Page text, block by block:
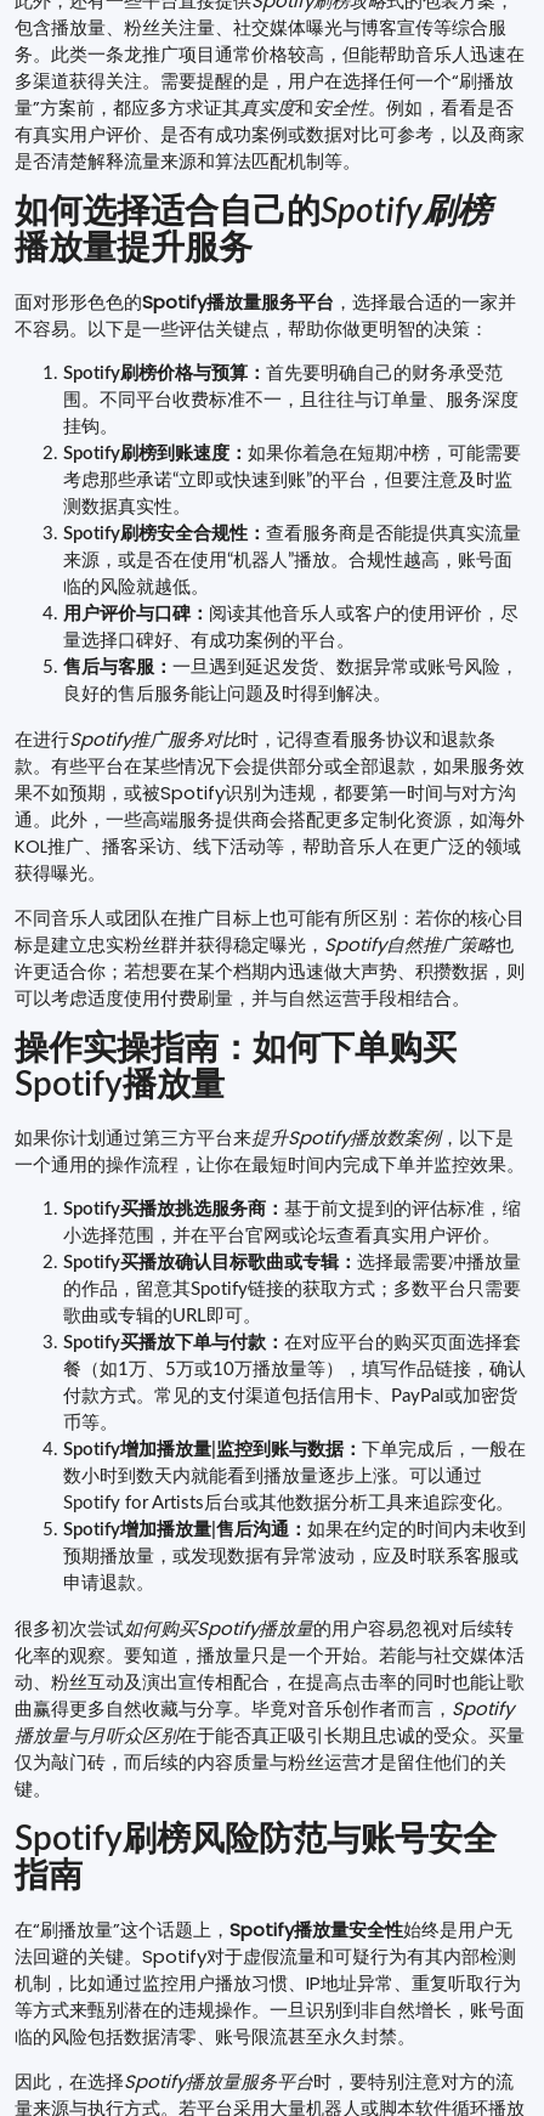
包含播放量、粉丝关注量、社交媒体曝光与博客宣传等综合服
务。此类一条龙推广项目通常价格较高，但能帮助音乐人迅速在
多渠道获得关注。需要提醒的是，用户在选择任何一个“刷播放
量”方案前，都应多方求证其真实度和安全性。例如，看看是否
有真实用户评价、是否有成功案例或数据对比可参考，以及商家
是否清楚解释流量来源和算法匹配机制等。
如何选择适合自己的Spotify刷榜
播放量提升服务
面对形形色色的Spotify播放量服务平台 ，选择最合适的一家并
不容易。以下是一些评估关键点，帮助你做更明智的决策：
Spotify刷榜价格与预算： 首先要明确自己的财务承受范
围。不同平台收费标准不一，且往往与订单量、服务深度
挂钩。
Spotify刷榜到账速度： 如果你着急在短期冲榜，可能需要
考虑那些承诺“立即或快速到账”的平台，但要注意及时监
测数据真实性。
Spotify刷榜安全合规性： 查看服务商是否能提供真实流量
来源，或是否在使用“机器人”播放。合规性越高，账号面
临的风险就越低。
用户评价与口碑： 阅读其他音乐人或客户的使用评价，尽
量选择口碑好、有成功案例的平台。
售后与客服： 一旦遇到延迟发货、数据异常或账号风险，
良好的售后服务能让问题及时得到解决。
在进行Spotify推广服务对比时，记得查看服务协议和退款条
款。有些平台在某些情况下会提供部分或全部退款，如果服务效
果不如预期，或被Spotify识别为违规，都要第一时间与对方沟
通。此外，一些高端服务提供商会搭配更多定制化资源，如海外
KOL推广、播客采访、线下活动等，帮助音乐人在更广泛的领域
获得曝光。
不同音乐人或团队在推广目标上也可能有所区别：若你的核心目
标是建立忠实粉丝群并获得稳定曝光， Spotify自然推广策略也
许更适合你；若想要在某个档期内迅速做大声势、积攒数据，则
可以考虑适度使用付费刷量，并与自然运营手段相结合。
操作实操指南：如何下单购买
Spotify播放量
如果你计划通过第三方平台来提升Spotify播放数案例，以下是
一个通用的操作流程，让你在最短时间内完成下单并监控效果。
Spotify买播放挑选服务商： 基于前文提到的评估标准，缩
小选择范围，并在平台官网或论坛查看真实用户评价。
Spotify买播放确认目标歌曲或专辑： 选择最需要冲播放量
的作品，留意其Spotify链接的获取方式；多数平台只需要
歌曲或专辑的URL即可。
Spotify买播放下单与付款： 在对应平台的购买页面选择套
餐（如1万、5万或10万播放量等），填写作品链接，确认
付款方式。常见的支付渠道包括信用卡、PayPal或加密货
币等。
Spotify增加播放量|监控到账与数据：
下单完成后，一般在
数小时到数天内就能看到播放量逐步上涨。可以通过
Spotify for Artists后台或其他数据分析工具来追踪变化。
Spotify增加播放量|售后沟通： 如果在约定的时间内未收到
预期播放量，或发现数据有异常波动，应及时联系客服或
申请退款。
很多初次尝试如何购买Spotify播放量的用户容易忽视对后续转
化率的观察。要知道，播放量只是一个开始。若能与社交媒体活
动、粉丝互动及演出宣传相配合，在提高点击率的同时也能让歌
曲赢得更多自然收藏与分享。毕竟对音乐创作者而言， Spotify
播放量与月听众区别在于能否真正吸引长期且忠诚的受众。买量
仅为敲门砖，而后续的内容质量与粉丝运营才是留住他们的关
键。
Spotify刷榜风险防范与账号安全
指南
在“刷播放量”这个话题上， Spotify播放量安全性始终是用户无
法回避的关键。Spotify对于虚假流量和可疑行为有其内部检测
机制，比如通过监控用户播放习惯、IP地址异常、重复听取行为
等方式来甄别潜在的违规操作。一旦识别到非自然增长，账号面
临的风险包括数据清零、账号限流甚至永久封禁。
因此，在选择Spotify播放量服务平台时，要特别注意对方的流
量来源与执行方式。若平台采用大量机器人或脚本软件循环播放